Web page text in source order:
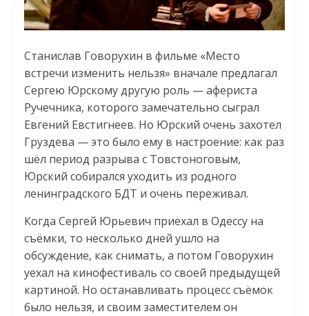
Станислав Говорухин в фильме «Место
встречи изменить нельзя» вначале предлагал
Сергею Юрскому другую роль — афериста
Ручечника, которого замечательно сыграл
Евгений Евстигнеев. Но Юрский очень захотел
Груздева — это было ему в настроение: как раз
шёл период разрыва с Товстоноговым,
Юрский собирался уходить из родного
ленинградского БДТ и очень переживал.
Когда Сергей Юрьевич приехал в Одессу на
съёмки, то несколько дней ушло на
обсуждение, как снимать, а потом Говорухин
уехал на кинофестиваль со своей предыдущей
картиной. Но останавливать процесс съёмок
было нельзя, и своим заместителем он